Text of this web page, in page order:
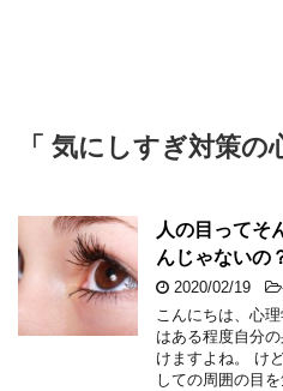
「 気にしすぎ対策の
人の目ってそ
んじゃないの
2020/02/19
こんにちは、心
はある程度自分
けますよね。 け
しての周囲の目